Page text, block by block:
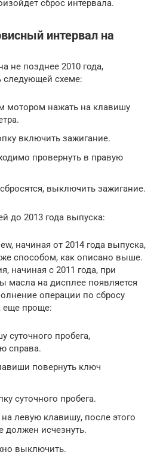
сброс интервала.
интервал на
не позднее 2010 года,
следующей схеме:
мотором нажать на клавишу
включить зажигание.
провернуть в правую
выключить зажигание.
до 2013 года выпуска:
начиная от 2014 года выпуска,
же способом, как описано выше.
начиная с 2011 года, при
масла на дисплее появляется
операции по сбросу
еще проще:
суточного пробега,
справа.
повернуть ключ
суточного пробега.
левую клавишу, после этого
должен исчезнуть.
выключить.